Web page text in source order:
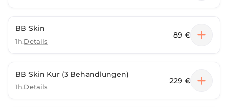
BB Skin
1h.Details
89 €
BB Skin Kur (3 Behandlungen)
1h.Details
229 €